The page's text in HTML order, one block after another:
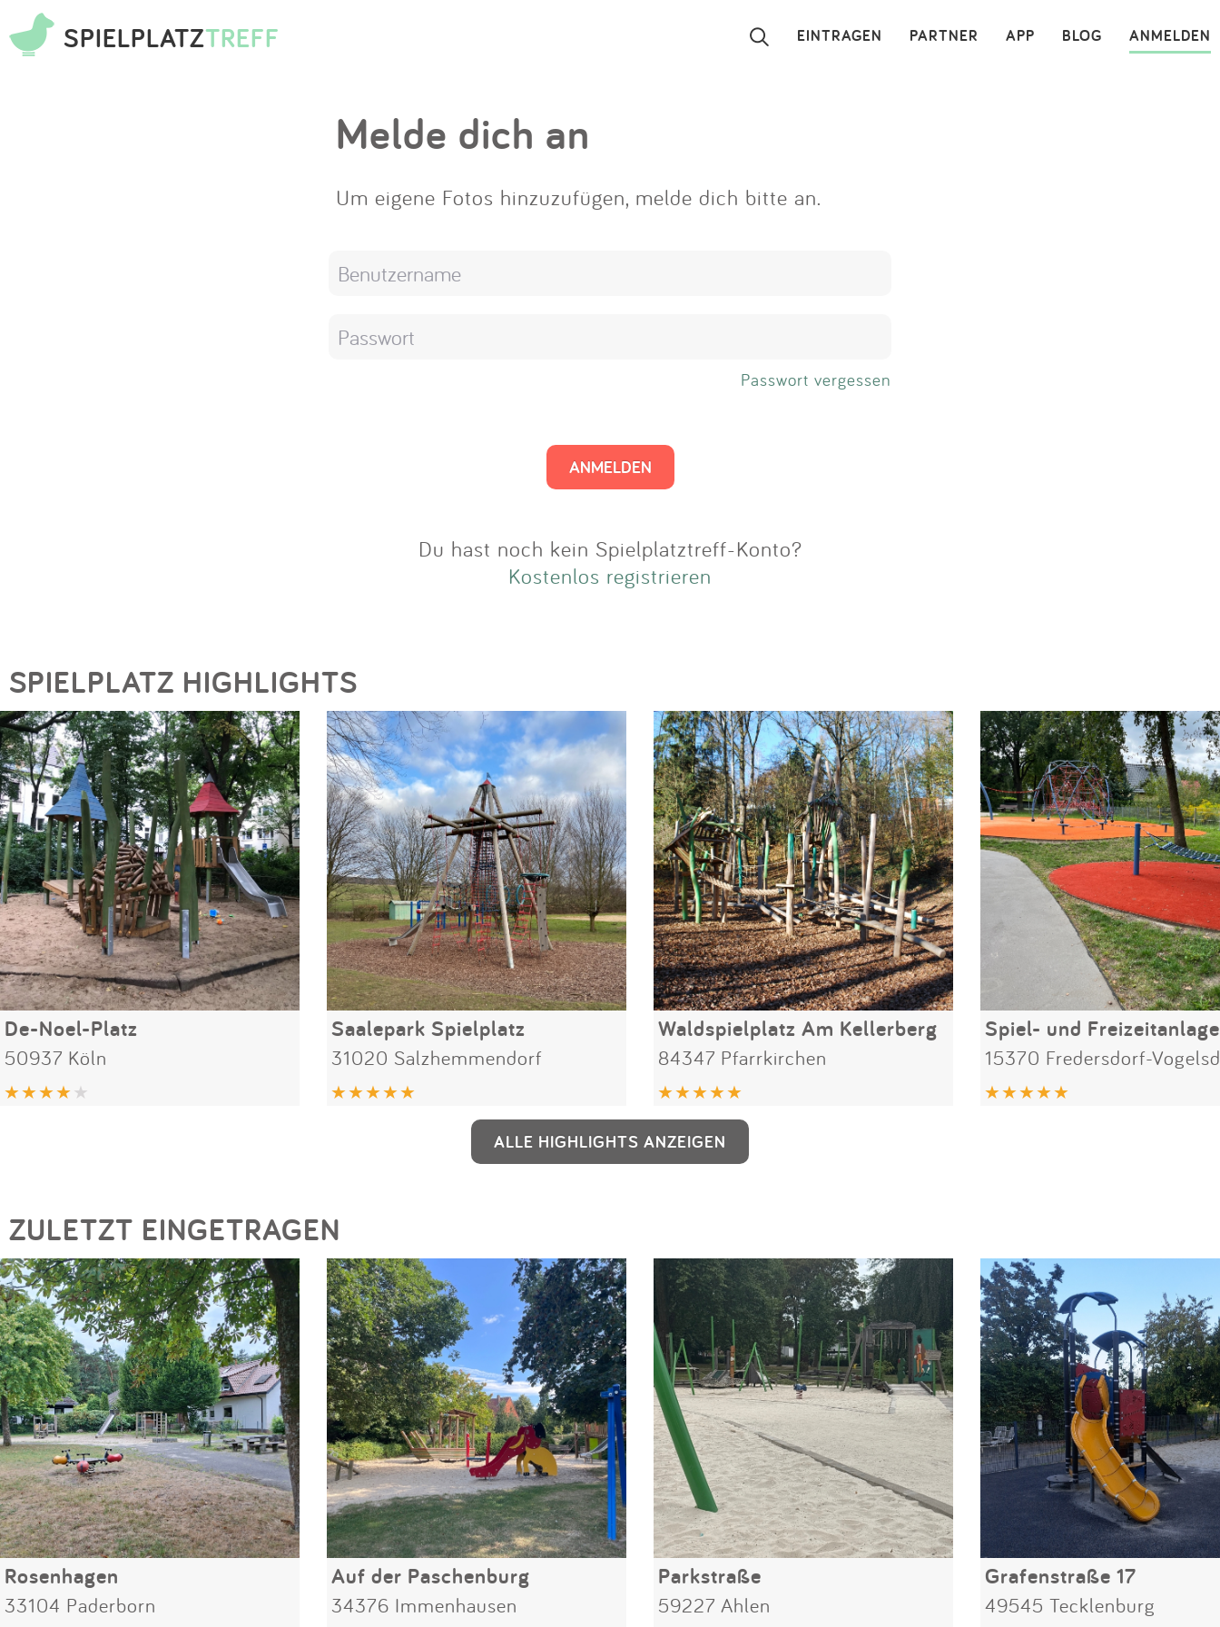
SPIELPLATZTREFF ANMELDEN
BLOG
APP
PARTNER
EINTRAGEN ×
App
Anmelden
Melde dich an
Um eigene Fotos hinzuzufügen, melde dich bitte an.
Passwort vergessen
Du hast noch kein Spielplatztreff-Konto?
Kostenlos registrieren
SPIELPLATZ HIGHLIGHTS
De-Noel-Platz
50937 Köln
Saalepark Spielplatz
31020 Salzhemmendorf
Waldspielplatz Am Kellerberg
84347 Pfarrkirchen 15370 Fredersdorf-
ALLE HIGHLIGHTS ANZEIGEN
ZULETZT EINGETRAGEN
Rosenhagen
33104 Paderborn
Auf der Paschenburg
34376 Immenhausen
Parkstraße
59227 Ahlen
Grafenstraße 17
49545 Tecklenburg